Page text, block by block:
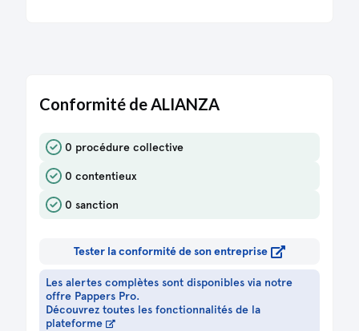
Conformité de ALIANZA
0 procédure collective
0 contentieux
0 sanction
Tester la conformité de son entreprise
Les alertes complètes sont disponibles via notre
offre Pappers Pro.
Découvrez toutes les fonctionnalités de la
plateforme